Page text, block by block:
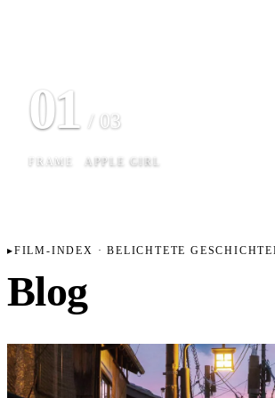
02 / 03
FRAME NUCLEAR POWER
FILM-INDEX · BELICHTETE
Blog